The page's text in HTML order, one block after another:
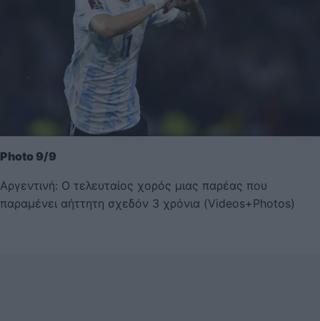
Photo 9/9
Αργεντινή: Ο τελευταίος χορός μιας παρέας που
παραμένει αήττητη σχεδόν 3 χρόνια (Videos+Photos)